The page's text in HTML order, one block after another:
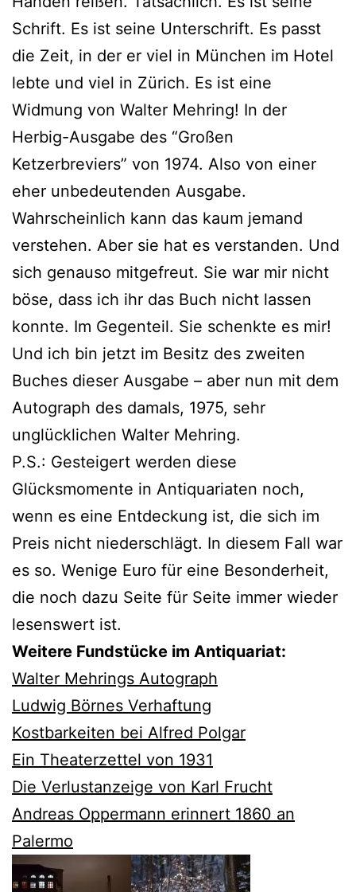
Schrift. Es ist seine Unterschrift. Es passt
die Zeit, in der er viel in München im Hotel
lebte und viel in Zürich. Es ist eine
Widmung von Walter Mehring! In der
Herbig-Ausgabe des “Großen
Ketzerbreviers” von 1974. Also von einer
eher unbedeutenden Ausgabe.
Wahrscheinlich kann das kaum jemand
verstehen. Aber sie hat es verstanden. Und
sich genauso mitgefreut. Sie war mir nicht
böse, dass ich ihr das Buch nicht lassen
konnte. Im Gegenteil. Sie schenkte es mir!
Und ich bin jetzt im Besitz des zweiten
Buches dieser Ausgabe – aber nun mit dem
Autograph des damals, 1975, sehr
unglücklichen Walter Mehring.
P.S.: Gesteigert werden diese
Glücksmomente in Antiquariaten noch,
wenn es eine Entdeckung ist, die sich im
Preis nicht niederschlägt. In diesem Fall war
es so. Wenige Euro für eine Besonderheit,
die noch dazu Seite für Seite immer wieder
lesenswert ist.
Weitere Fundstücke im Antiquariat:
Walter Mehrings Autograph
Ludwig Börnes Verhaftung
Kostbarkeiten bei Alfred Polgar
Ein Theaterzettel von 1931
Die Verlustanzeige von Karl Frucht
Andreas Oppermann erinnert 1860 an
Palermo